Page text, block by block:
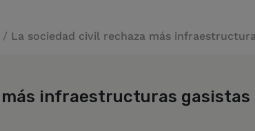
/ La sociedad civil rechaza más
infraestructuras gasistas